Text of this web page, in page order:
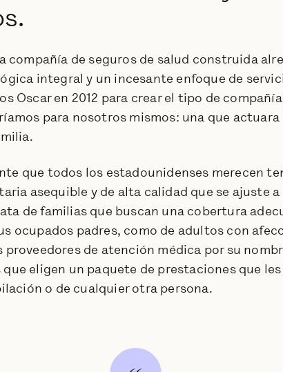
compañía de seguros de salud construida
integral y un incesante enfoque de
Oscar en 2012 para crear el tipo de
para nosotros mismos: una que
que todos los estadounidenses merecen
asequible y de alta calidad que se ajuste
de familias que buscan una cobertura
ocupados padres, como de adultos con
proveedores de atención médica por su
que eligen un paquete de prestaciones que
o de cualquier otra persona.